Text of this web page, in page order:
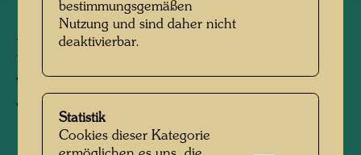
Hundertwasser fotografiert
von Karin Székessy-
Wunderlich
bestimmungsgemäßen
Nutzung und sind daher nicht
deaktivierbar.
Statistik
Cookies dieser Kategorie